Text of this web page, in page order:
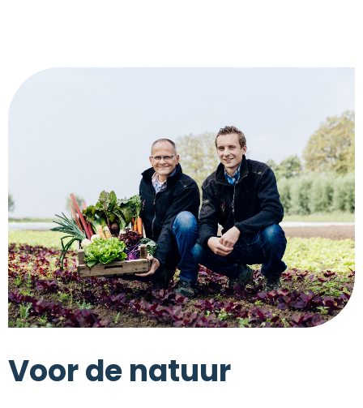
Voor de natuur